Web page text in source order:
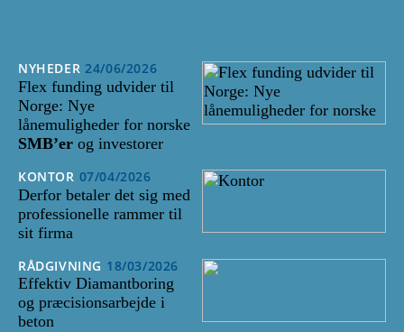
NYHEDER 24/06/2026
Flex funding udvider til
Norge: Nye
lånemuligheder for norske
SMB’er og investorer
KONTOR 07/04/2026
Derfor betaler det sig med
professionelle rammer til
sit firma
RÅDGIVNING 18/03/2026
Effektiv Diamantboring
og præcisionsarbejde i
beton